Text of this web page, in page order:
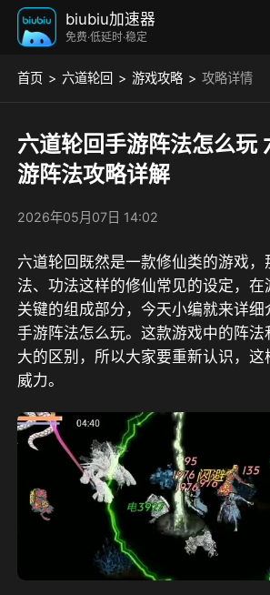
biubiu加速器
免费·低延时·稳定
首页 六道轮回 游戏攻略 攻略详情
六道轮回手游阵法怎么玩
游阵法攻略详解
2026年05月07日 14:02
六道轮回既然是一款修仙类的游戏，
法、功法这样的修仙常见的设定，
关键的组成部分，今天小编就来详细
手游阵法怎么玩。这款游戏中的阵法
大的区别，所以大家要重新认识，
威力。